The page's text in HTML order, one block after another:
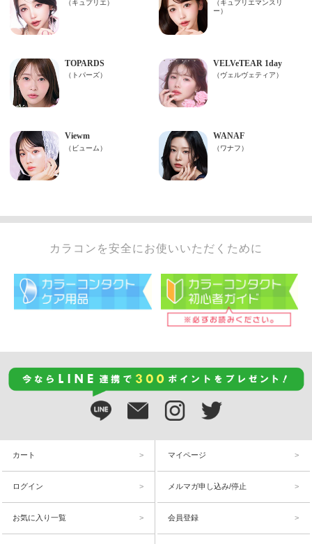
カラコンを安全にお使いいただくために
カート マイページ
ログイン メルマガ申し込み/停止
お気に入り一覧 会員登録